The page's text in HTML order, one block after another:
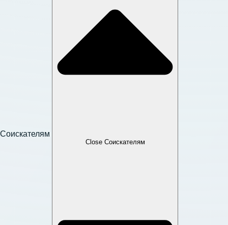
Соискателям
Close Соискателям